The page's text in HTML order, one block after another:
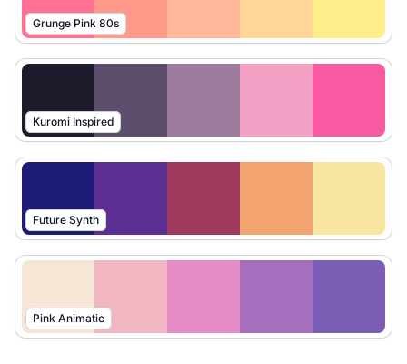
Grunge Pink 80s
Kuromi Inspired
Future Synth
Pink Animatic